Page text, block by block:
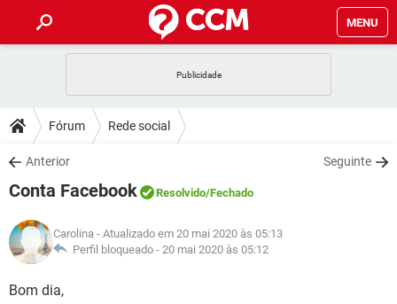
MENU
CELULAR
OUTLOOK
INSTAGRAM GMAIL
GUIA DE COMPRAS
DICAS
JOGOS
INSTAGRAM GMAIL
GUIA DE COMPRAS
DOWNLOADS
JOGOS WHATSAPP
CELULAR
OUTLOOK EXCEL
INSTAGRAM
JOGOS WHATSAPP
CELULAR
OUTLOOK
GLOSSÁRIO
JOGOS
Fórum Rede social
Anterior Seguinte
Conta Facebook Resolvido/Fechado
Carolina - Atualizado em 20 mai 2020 às 05:13
Perfil bloqueado - 20 mai 2020 às 05:12
Bom dia,